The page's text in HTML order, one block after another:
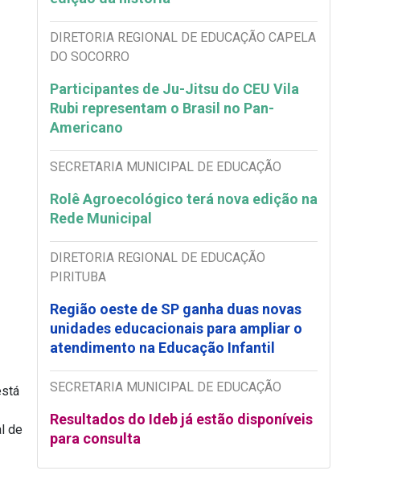
de
DIRETORIA REGIONAL DE EDUCAÇÃO CAPELA
DO SOCORRO
Participantes de Ju-Jitsu do CEU Vila
Rubi representam o Brasil no Pan-
Americano
SECRETARIA MUNICIPAL DE EDUCAÇÃO
Rolê Agroecológico terá nova edição na
Rede Municipal
DIRETORIA REGIONAL DE EDUCAÇÃO
PIRITUBA
Região oeste de SP ganha duas novas
unidades educacionais para ampliar o
atendimento na Educação Infantil
SECRETARIA MUNICIPAL DE EDUCAÇÃO
Resultados do Ideb já estão disponíveis
para consulta